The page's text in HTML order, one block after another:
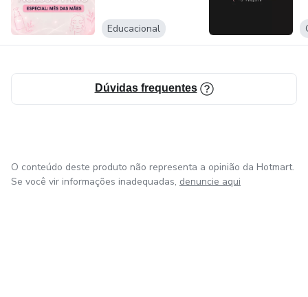
Educacional
Dúvidas frequentes
O conteúdo deste produto não representa a opinião da Hotmart.
Se você vir informações inadequadas, denuncie aqui